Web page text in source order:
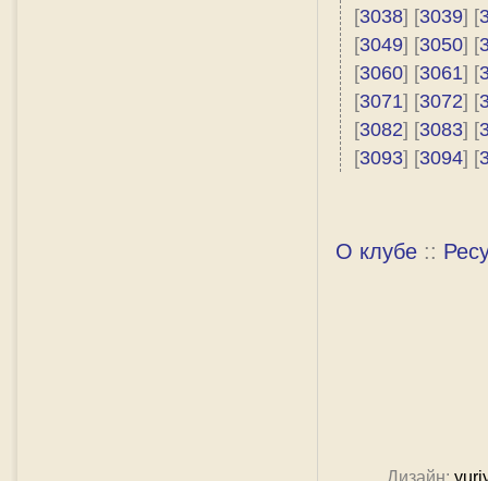
[3038] [3039] [
[3049] [3050] [
[3060] [3061] [
[3071] [3072] [
[3082] [3083] [
[3093] [3094] [
О клубе ::
Дизайн: